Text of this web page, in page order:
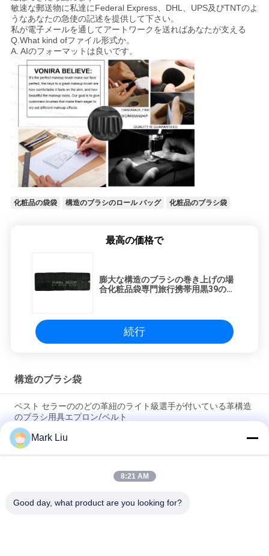
敏速な郵送物に私達にFederal Express、DHL、UPS及びTNTのよ
うなあなたの急使の記述を提供して下さい。
私が電子メールを通してアートワークを送ればあなたが支える
Q.What kind ofファイル形式か。
A. AIのフォーマットは良いです。
化粧品の袋袋 構造のブラシのロール バッグ 化粧品のブラシ袋
最高の価格で
膨大な構造のブラシの巻き上げの場
合化粧品袋専門旅行携帯用黒39のポ
続行
構造のブラシ袋
ベスト セラーののどの革紐のライト級選手が付いている革構造
のブラシ用具エプロン/ベルト
PUの筆箱の袋の波の縞のジッパーの閉鎖旅行化粧品の構造袋の
かわいいペンの文房具のホールダー
専門の構造のブラシ ロール袋の洗面用品のホールダーのペンの
Mark Liu
8:21 AM
Good day, what product are you looking for?